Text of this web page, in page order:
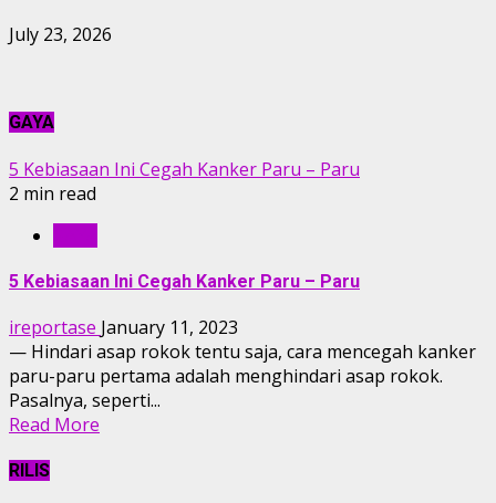
July 23, 2026
GAYA
5 Kebiasaan Ini Cegah Kanker Paru – Paru
2 min read
5 Kebiasaan Ini Cegah Kanker Paru – Paru
ireportase January 11, 2023
— Hindari asap rokok tentu saja, cara mencegah kanker
paru-paru pertama adalah menghindari asap rokok.
Pasalnya, seperti...
Read More
RILIS